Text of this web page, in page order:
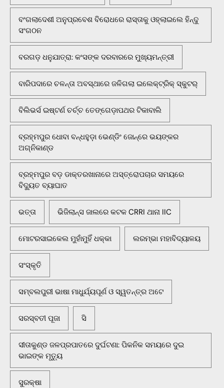
ବଂଗଲାଦେଶୀ ଅନୁପ୍ରବେଶ ବିରୋଧରେ ରାସ୍ତାକୁ ଓହ୍ଲାଇଲେ ହିନ୍ଦୁ
ସଂଗଠନ
ବରଗଡ଼ ଧନୁଯାତ୍ରା: କଂସଙ୍କ ଦରବାରରେ ମୁଖ୍ୟମନ୍ତ୍ରୀ
ବାରିପଦାରେ ଚଳନ୍ତା ଅବସ୍ଥାରେ ଜଳିଗଲା ଇଲେକ୍ଟ୍ରିକ୍ ସ୍କୁଟର୍
ବିଲିଭର୍ସ ଇଷ୍ଟର୍ଣ ଚର୍ଚ୍ଚ ତେଙ୍ଗେଡ଼ାପଥର ଟିକାବାଲି
ବ୍ରହ୍ମପୁର ଧୋବା ବନ୍ଧହୁଡ଼ା ଭେଣ୍ଡିଂ ଜୋନ୍‌ରେ ଭୟଙ୍କର
ଅଗ୍ନିକାଣ୍ଡ
ବ୍ରହ୍ମପୁର ବଡ଼ ଡାକ୍ତରଖାନାରେ ଅସ୍ତ୍ରୋପଚାର ସମୟରେ
ବିଦ୍ୟୁତ ବ୍ୟାଘାତ
ଭତ୍ତା ଭିଜିଲାନ୍ସ ଜାଲରେ କଟକ CRRI ଥାନା IIC
ମୋଟରସାଇକେଲ ମୁହାଁମୁହିଁ ଧକ୍କା ଲରମ୍ଭା ମହାବିଦ୍ୟାଳୟ
ସଂସ୍କୃତି
ସମ୍ବଲପୁରୀ ଭାଷା ମାଧୁର୍ଯ୍ୟପୂର୍ଣ ଓ ସ୍ୱତନ୍ତ୍ର ଅଟେ
ସରସ୍ବତୀ ପୂଜା ସି
ସୀତାକୁଣ୍ଡ ଜଳପ୍ରପାତରେ ଦୁର୍ଘଟଣା: ପିକନିକ ସମୟରେ ଦୁଇ
ଭାଇଙ୍କ ମୃତ୍ୟୁ
ସୁରକ୍ଷା